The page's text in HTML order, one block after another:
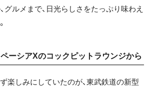
グルメまで、日光らしさをたっぷり味わえ
ーシアXのコックピットラウンジから
楽しみにしていたのが、東武鉄道の新型